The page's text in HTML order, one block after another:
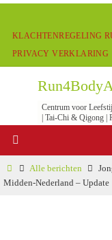
KLACHTENREGELING
PRIVACY VERKLARING
Centrum voor
| Tai-Chi & Qigong |
Alle berichten
Midden-Nederland – Update